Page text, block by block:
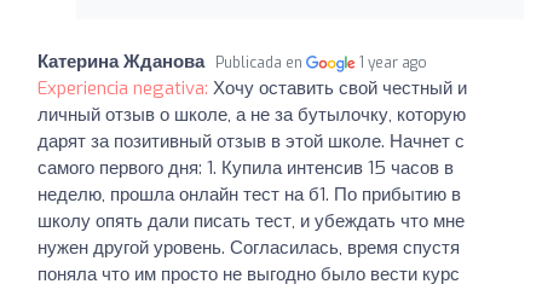
Катерина Жданова Publicada en 1 year ago
Experiencia negativa: Хочу оставить свой честный и
личный отзыв о школе, а не за бутылочку, которую
дарят за позитивный отзыв в этой школе. Начнет с
самого первого дня: 1. Купила интенсив 15 часов в
неделю, прошла онлайн тест на б1. По прибытию в
школу опять дали писать тест, и убеждать что мне
нужен другой уровень. Согласилась, время спустя
поняла что им просто не выгодно было вести курс